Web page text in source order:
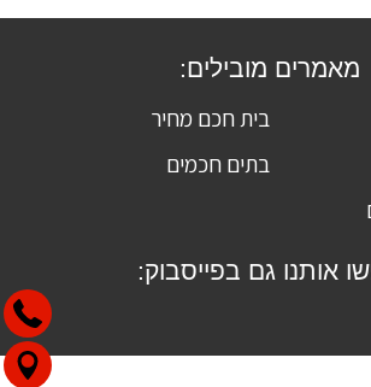
מאמרים מובילים:
בית חכם מחיר
בתים חכמים
אותנו גם בפייסבוק: